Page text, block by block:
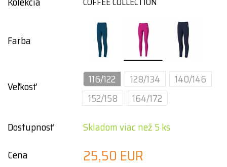
Farba
Veľkosť 116/122 128/134
140/146
152/158
164/172
Dostupnosť
Skladom viac než 5 ks
Cena
25,50 EUR